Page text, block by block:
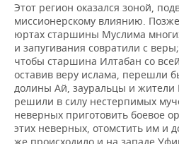
Этот регион оказался зоной,
миссионерскому влиянию.
юртах старшины Муслима
и запугивания совратили с
чтобы старшина Илтабан со
оставив веру ислама, перешли
долины Ай, зауральцы и жители
решили в силу нестерпимых
неверных приготовить боевое
этих неверных, отомстить им и